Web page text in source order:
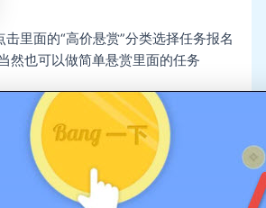
击里面的“高价悬赏”分类选择任务报名
然也可以做简单悬赏里面的任务